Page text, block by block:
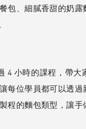
包、細膩香甜的奶
4 小時的課程，帶大
每位學員都可以透
程的麵包類型，讓